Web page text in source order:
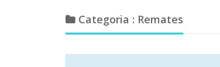
Categoria : Remates